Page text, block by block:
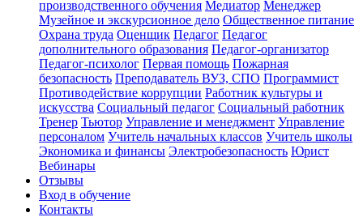
производственного обучения Медиатор Менеджер
Музейное и экскурсионное дело Общественное питание
Охрана труда Оценщик Педагог Педагог
дополнительного образования Педагог-организатор
Педагог-психолог Первая помощь Пожарная
безопасность Преподаватель ВУЗ, СПО Программист
Противодействие коррупции Работник культуры и
искусства Социальный педагог Социальный работник
Тренер Тьютор Управление и менеджмент Управление
персоналом Учитель начальных классов Учитель школы
Экономика и финансы Электробезопасность Юрист
Вебинары
Отзывы
Вход в обучение
Контакты